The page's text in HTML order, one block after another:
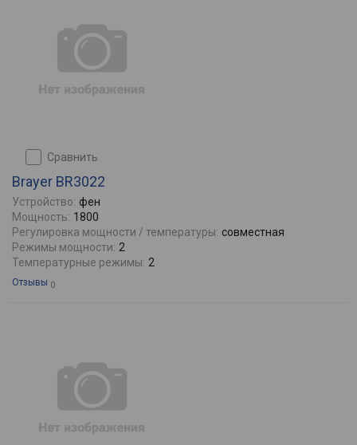
сравнить
Brayer BR3022
Устройство: фен
Мощность: 1800
Регулировка мощности / температуры: совместная
Режимы мощности: 2
Температурные режимы: 2
Отзывы 0